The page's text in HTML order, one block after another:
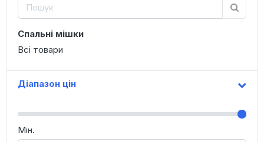
Спальні мішки
Всі товари
Діапазон цін
Мін.